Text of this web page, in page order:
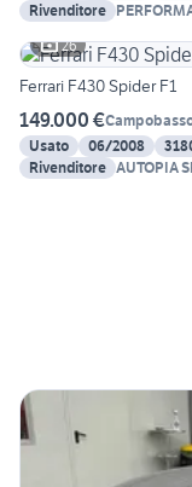
Rivenditore
26
Ferrari F430 Spider F1
149.000 €
Usato
06/2008
Rivenditore AUTOPIA